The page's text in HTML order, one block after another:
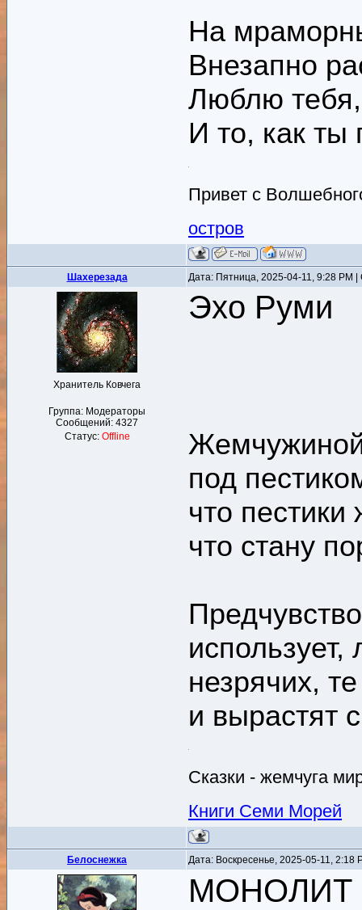
На
Внезапно
Люблю
И то, как ты
Привет с
остров
Шахерезада Дата: Пятница, 2025-04-11, 9:28 PM
Хранитель Ковчега
Группа: Модераторы
Сообщений: 4327
Статус: Offline
Эхо Руми
под
что пестики
что стану
использует,
незрячих,
и вырастят
Сказки - жемчуга
Книги Семи Морей
Белоснежка Дата: Воскресенье, 2025-05-11,
МОНОЛИТ